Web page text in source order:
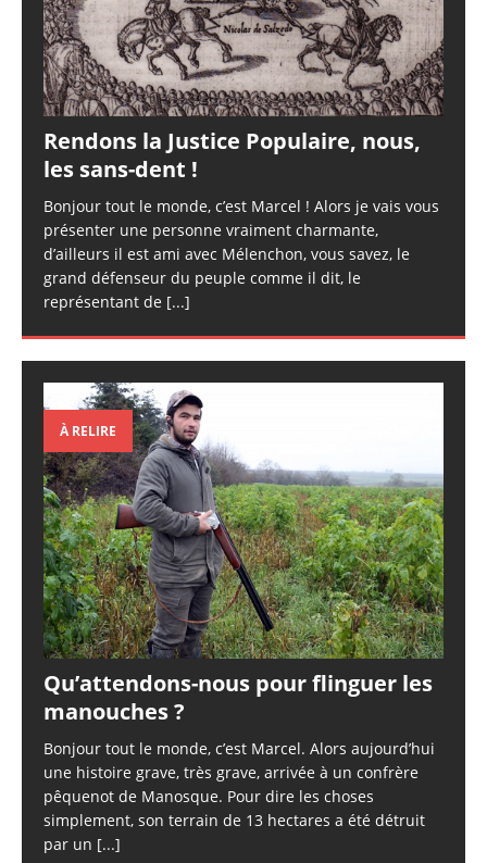
Rendons la Justice Populaire, nous,
les sans-dent !
Bonjour tout le monde, c’est Marcel ! Alors je vais vous
présenter une personne vraiment charmante,
d’ailleurs il est ami avec Mélenchon, vous savez, le
grand défenseur du peuple comme il dit, le
représentant de [...]
À RELIRE
Qu’attendons-nous pour flinguer les
manouches ?
Bonjour tout le monde, c’est Marcel. Alors aujourd’hui
une histoire grave, très grave, arrivée à un confrère
pêquenot de Manosque. Pour dire les choses
simplement, son terrain de 13 hectares a été détruit
par un [...]